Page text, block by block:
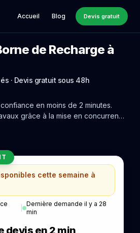
Accueil Blog Devis gratuit
de Recharge à
· Devis gratuit sous 48h
en moins de 2 minutes.
grâce à la mise en concurrence
cette semaine à
|
Dernière demande il y a 28
min
devis en 2 min